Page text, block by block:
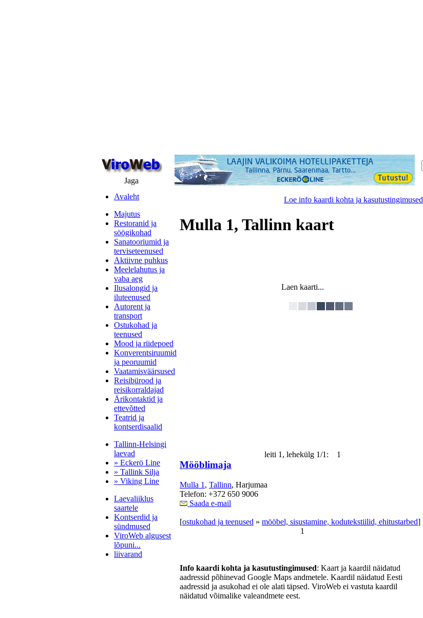
Jaga
Avaleht
Majutus
Restoranid ja
söögikohad
Sanatooriumid ja
terviseteenused
Aktiivne puhkus
Meelelahutus ja
vaba aeg
Ilusalongid ja
iluteenused
Autorent ja
transport
Ostukohad ja
teenused
Mood ja riidepoed
Konverentsiruumid
ja peoruumid
Vaatamisväärsused
Reisibürood ja
reisikorraldajad
Ärikontaktid ja
ettevõtted
Teatrid ja
kontserdisaalid
Tallinn-Helsingi
laevad
» Eckerö Line
» Tallink Silja
» Viking Line
Laevaliiklus
saartele
Kontserdid ja
sündmused
ViroWeb algusest
lõpuni...
liivarand
Loe info kaardi kohta ja kasutustingimused
Mulla 1, Tallinn kaart
Laen kaarti...
leiti 1, lehekülg 1/1: 1
Mööblimaja
Mulla 1 , Tallinn, Harjumaa
Telefon: +372 650 9006
Saada e-mail
[ostukohad ja teenused » mööbel, sisustamine, kodutekstiilid, ehitustarbed]
1
Info kaardi kohta ja kasutustingimused: Kaart ja kaardil näidatud
aadressid põhinevad Google Maps andmetele. Kaardil näidatud Eesti
aadressid ja asukohad ei ole alati täpsed. ViroWeb ei vastuta kaardil
näidatud võimalike valeandmete eest.